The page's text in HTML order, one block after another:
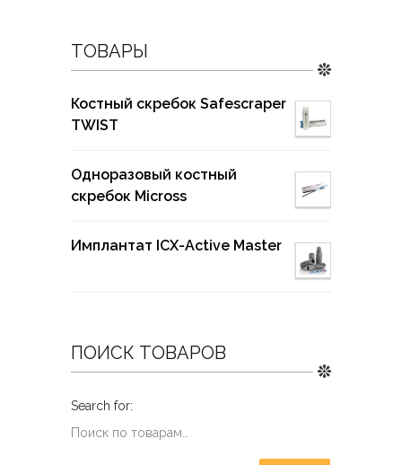
ТОВАРЫ
Костный скребок Safescraper
TWIST
Одноразовый костный
скребок Micross
Имплантат ICX-Active Master
ПОИСК ТОВАРОВ